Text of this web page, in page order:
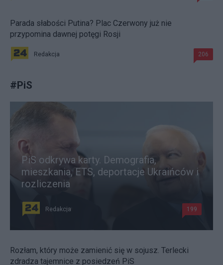
Parada słabości Putina? Plac Czerwony już nie
przypomina dawnej potęgi Rosji
Redakcja 206
#PiS
PiS odkrywa karty. Demografia,
mieszkania, ETS, deportacje Ukraińców i
rozliczenia
Redakcja 199
Rozłam, który może zamienić się w sojusz. Terlecki
zdradza tajemnice z posiedzeń PiS